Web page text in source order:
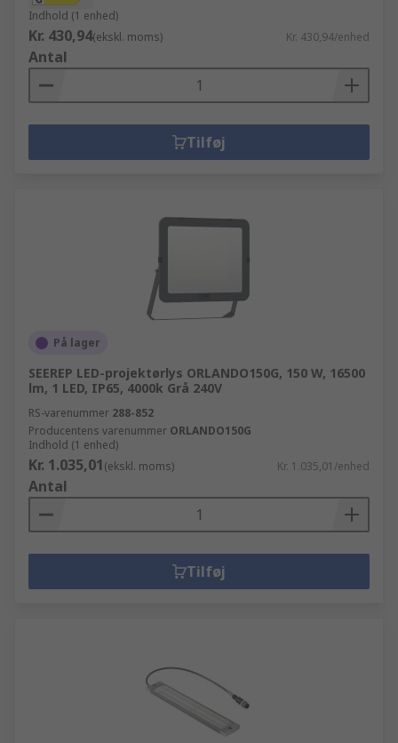
Indhold (1 enhed)
Kr. 430,94(ekskl. moms) Kr. 430,94/enhed
Antal
Tilføj
På lager
SEEREP LED-projektørlys ORLANDO150G, 150 W, 16500
lm, 1 LED, IP65, 4000k Grå 240V
RS-varenummer 288-852
Producentens varenummer ORLANDO150G
Indhold (1 enhed)
Kr. 1.035,01(ekskl. moms) Kr. 1.035,01/enhed
Antal
Tilføj